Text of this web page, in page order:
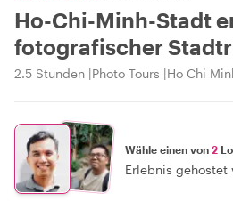
Ho-Chi-Minh-Stadt
fotografischer
2.5 Stunden Photo Tours Ho Chi
Wähle einen von 2
Erlebnis gehostet